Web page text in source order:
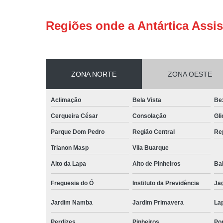
Regiões onde a Antártica
ZONA NORTE ZONA OESTE
Aclimação Bela Vista
Cerqueira César Consolação
Parque Dom Pedro Região Central
Trianon Masp Vila Buarque
Alto da Lapa Alto de Pinheiros
Freguesia do Ó Instituto da Previdência
Jardim Namba Jardim Primavera